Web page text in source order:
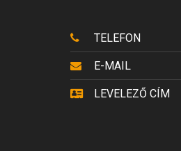
TELEFON
E-MAIL
LEVELEZŐ CÍM